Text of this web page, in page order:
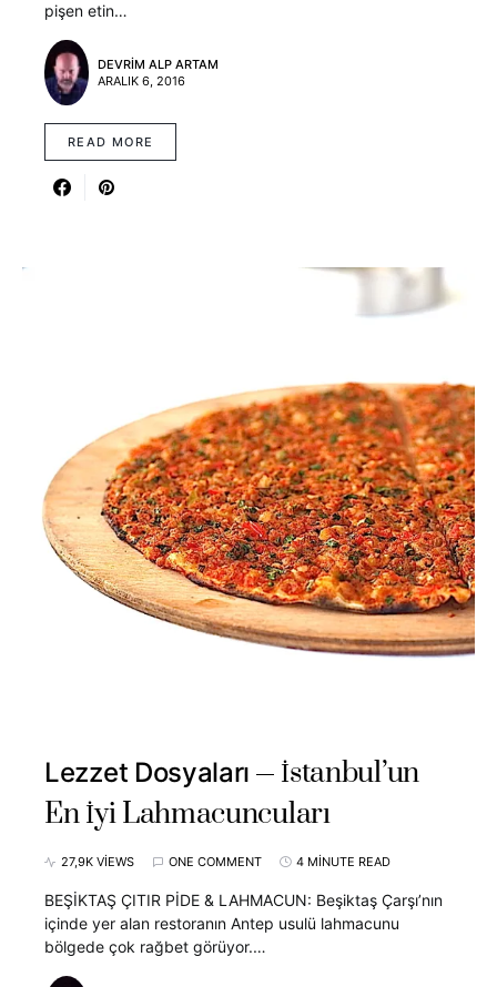
pişen etin…
DEVRIM ALP ARTAM
ARALIK 6, 2016
READ MORE
Lezzet Dosyaları
İstanbul’un
En İyi Lahmacuncuları
27,9K VIEWS ONE COMMENT 4 MINUTE READ
BEŞİKTAŞ ÇITIR PİDE & LAHMACUN: Beşiktaş Çarşı’nın
içinde yer alan restoranın Antep usulü lahmacunu
bölgede çok rağbet görüyor.…